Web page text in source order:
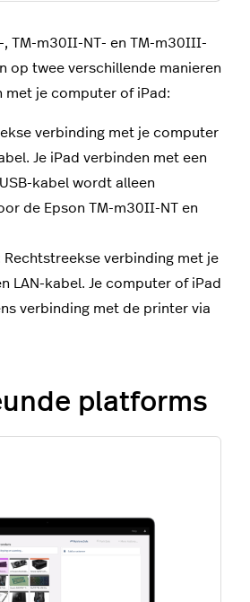
, TM-m30II-NT- en TM-m30III-
op twee verschillende manieren
met je computer of iPad:
verbinding met je computer
Je iPad verbinden met een
kabel wordt alleen
de Epson TM-m30II-NT en
Rechtstreekse verbinding met je
LAN-kabel. Je computer of iPad
verbinding met de printer via
platforms